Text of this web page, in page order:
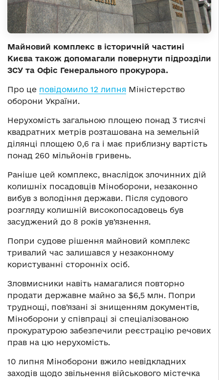
Майновий комплекс в історичній частині
Києва також допомагали повернути підрозділи
ЗСУ та Офіс Генерального прокурора.
Про це повідомило 12 липня Міністерство
оборони України.
Нерухомість загальною площею понад 3 тисячі
квадратних метрів розташована на земельній
ділянці площею 0,6 га і має приблизну вартість
понад 260 мільйонів гривень.
Раніше цей комплекс, внаслідок злочинних дій
колишніх посадовців Міноборони, незаконно
вибув з володіння держави. Після судового
розгляду колишній високопосадовець був
засуджений до 8 років ув’язнення.
Попри судове рішення майновий комплекс
тривалий час залишався у незаконному
користуванні сторонніх осіб.
Зловмисники навіть намагалися повторно
продати державне майно за $6,5 млн. Попри
труднощі, пов’язані зі знищенням документів,
Міноборони у співпраці зі спеціалізованою
прокуратурою забезпечили реєстрацію речових
прав на цю нерухомість.
10 липня Міноборони вжило невідкладних
заходів щодо звільнення військового містечка